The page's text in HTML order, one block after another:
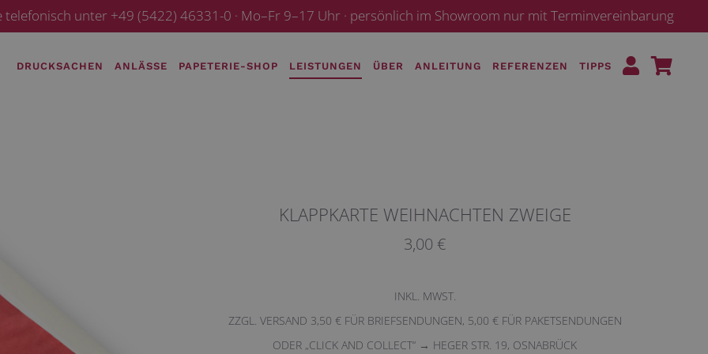
telefonisch unter +49 (5422) 46331-0 · Mo–Fr 9–17 Uhr · persönlich im Showroom nur mit Terminvereinbarung
DRUCKSACHEN ANLÄSSE PAPETERIE-SHOP LEISTUNGEN ÜBER ANLEITUNG REFERENZEN TIPPS
KLAPPKARTE WEIHNACHTEN ZWEIGE
3,00 €
INKL. MWST.
ZZGL. VERSAND 3,50 € FÜR BRIEFSENDUNGEN, 5,00 € FÜR PAKETSENDUNGEN
ODER „CLICK AND COLLECT“ → HEGER STR. 19, OSNABRÜCK